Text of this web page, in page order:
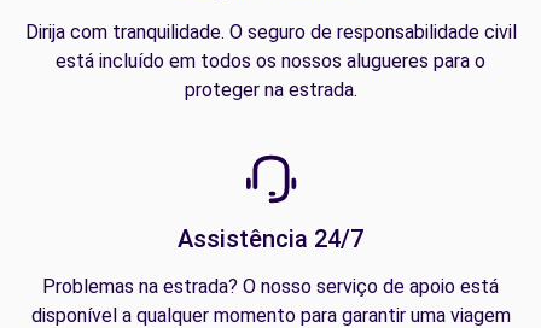
Dirija com tranquilidade. O seguro de responsabilidade civil
está incluído em todos os nossos alugueres para o
proteger na estrada.
Assistência 24/7
Problemas na estrada? O nosso serviço de apoio está
disponível a qualquer momento para garantir uma viagem